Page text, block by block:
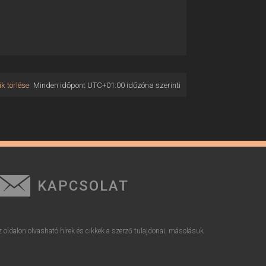
Minden időpont UTC+01:00időzóna szerinti
törlése
KAPCSOLAT
oldalon olvasható hírek és cikkek a szerző tulajdonai, másolásuk